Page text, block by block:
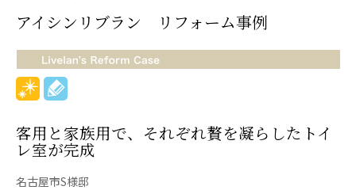
アイシンリブラン リフォーム事例
客用と家族用で、それぞれ贅を凝らしたトイ
レ室が完成
名古屋市S様邸